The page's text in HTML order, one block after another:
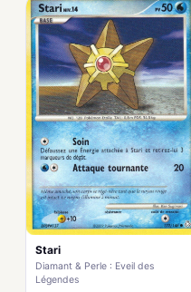
Stari
Diamant & Perle : Eveil des
Légendes